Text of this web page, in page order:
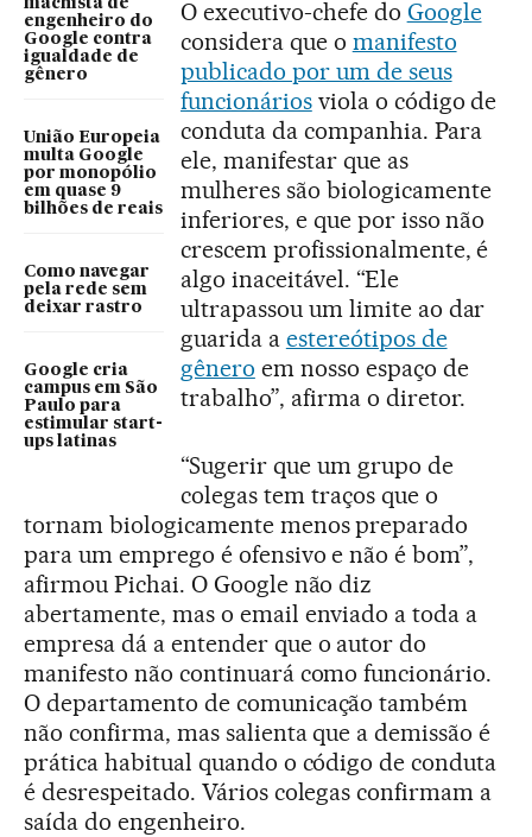
machista de
engenheiro do
Google contra
igualdade de
gênero
União Europeia
multa Google
por monopólio
em quase 9
bilhões de reais
Como navegar
pela rede sem
deixar rastro
Google cria
campus em São
Paulo para
estimular start-
ups latinas
O executivo-chefe do Google
considera que o manifesto
publicado por um de seus
funcionáriosviola o código de
conduta da companhia. Para
ele, manifestar que as
mulheres são biologicamente
inferiores, e que por isso não
crescem profissionalmente, é
algo inaceitável. “Ele
ultrapassou um limite ao dar
guarida a estereótipos de
gênero em nosso espaço de
trabalho”, afirma o diretor.
“Sugerir que um grupo de
colegas tem traços que o
tornam biologicamente menos preparado
para um emprego é ofensivo e não é bom”,
afirmou Pichai. O Google não diz
abertamente, mas o email enviado a toda a
empresa dá a entender que o autor do
manifesto não continuará como funcionário.
O departamento de comunicação também
não confirma, mas salienta que a demissão é
prática habitual quando o código de conduta
é desrespeitado. Vários colegas confirmam a
saída do engenheiro.